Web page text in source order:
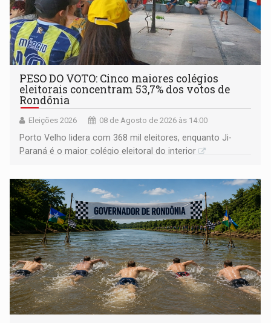
PESO DO VOTO: Cinco maiores colégios
eleitorais concentram 53,7% dos votos de
Rondônia
Eleições 2026 08 de Agosto de 2026 às 14:00
Porto Velho lidera com 368 mil eleitores, enquanto Ji-
Paraná é o maior colégio eleitoral do interior